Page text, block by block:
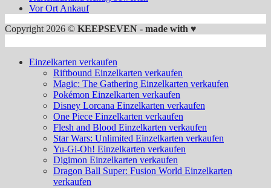
Vor Ort Ankauf
Copyright 2026 © KEEPSEVEN - made with ♥
Einzelkarten verkaufen
Riftbound Einzelkarten verkaufen
Magic: The Gathering Einzelkarten verkaufen
Pokémon Einzelkarten verkaufen
Disney Lorcana Einzelkarten verkaufen
One Piece Einzelkarten verkaufen
Flesh and Blood Einzelkarten verkaufen
Star Wars: Unlimited Einzelkarten verkaufen
Yu-Gi-Oh! Einzelkarten verkaufen
Digimon Einzelkarten verkaufen
Dragon Ball Super: Fusion World Einzelkarten
verkaufen